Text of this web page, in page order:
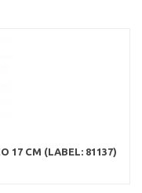
17 CM (LABEL: 81137)